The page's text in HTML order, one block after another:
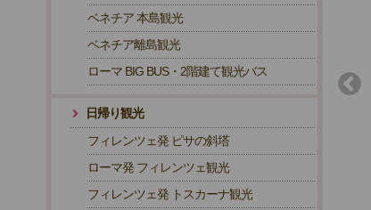
場！専用車でめぐるローマ1日
観光（ご当地ランチ付き）
ローマ EUR380~
ベネチア 本島観光
ベネチア離島観光
ローマ BIG BUS・2階建て観光バス
日帰り観光
フィレンツェ発 ピサの斜塔
ローマ発 フィレンツェ観光
フィレンツェ発 トスカーナ観光